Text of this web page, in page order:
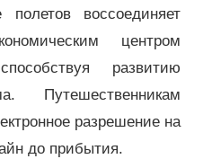
полетов воссоединяет
центром
развитию
Путешественникам
разрешение на
до прибытия.